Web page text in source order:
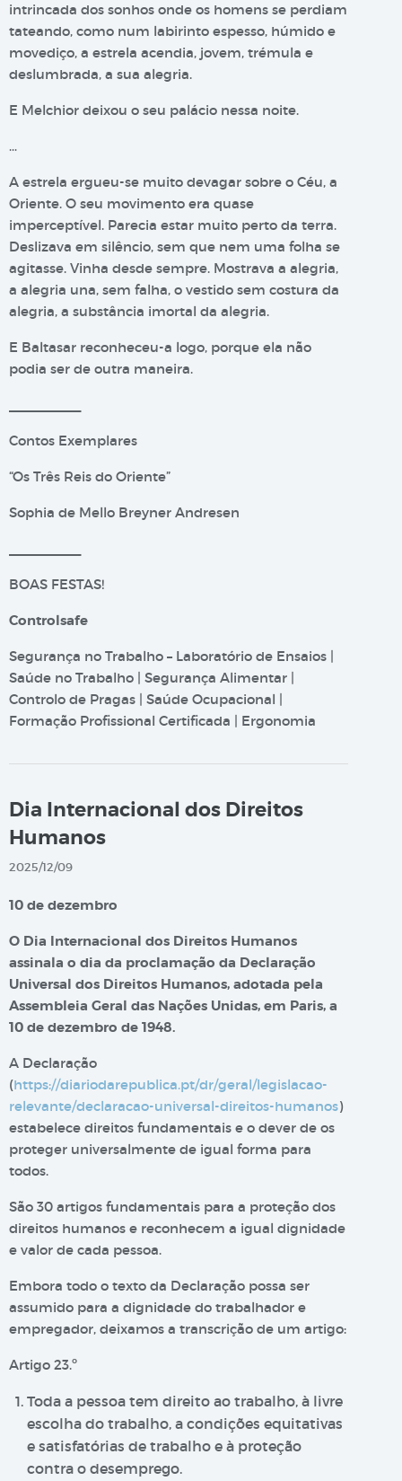
intrincada dos sonhos onde os homens se perdiam
tateando, como num labirinto espesso, húmido e
movediço, a estrela acendia, jovem, trémula e
deslumbrada, a sua alegria.
E Melchior deixou o seu palácio nessa noite.
…
A estrela ergueu-se muito devagar sobre o Céu, a
Oriente. O seu movimento era quase
imperceptível. Parecia estar muito perto da terra.
Deslizava em silêncio, sem que nem uma folha se
agitasse. Vinha desde sempre. Mostrava a alegria,
a alegria una, sem falha, o vestido sem costura da
alegria, a substância imortal da alegria.
E Baltasar reconheceu-a logo, porque ela não
podia ser de outra maneira.
Contos Exemplares
“Os Três Reis do Oriente”
Sophia de Mello Breyner Andresen
BOAS FESTAS!
Controlsafe
Segurança no Trabalho – Laboratório de Ensaios |
Saúde no Trabalho | Segurança Alimentar |
Controlo de Pragas | Saúde Ocupacional |
Formação Profissional Certificada | Ergonomia
Dia Internacional dos Direitos
Humanos
2025/12/09
10 de dezembro
O Dia Internacional dos Direitos Humanos
assinala o dia da proclamação da Declaração
Universal dos Direitos Humanos, adotada pela
Assembleia Geral das Nações Unidas, em Paris, a
10 de dezembro de 1948.
A Declaração
(https://diariodarepublica.pt/dr/geral/legislacao-
relevante/declaracao-universal-direitos-humanos)
estabelece direitos fundamentais e o dever de os
proteger universalmente de igual forma para
todos.
São 30 artigos fundamentais para a proteção dos
direitos humanos e reconhecem a igual dignidade
e valor de cada pessoa.
Embora todo o texto da Declaração possa ser
assumido para a dignidade do trabalhador e
empregador, deixamos a transcrição de um artigo:
Artigo 23.º
Toda a pessoa tem direito ao trabalho, à livre
escolha do trabalho, a condições equitativas
e satisfatórias de trabalho e à proteção
contra o desemprego.